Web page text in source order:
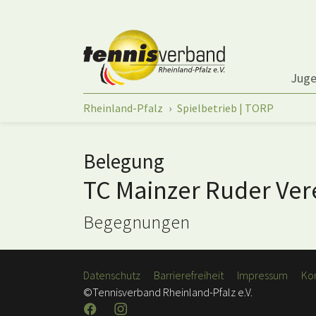
Sie sind hier:
Rheinland-Pfalz Spielbetrieb | TORP
Belegung
TC Mainzer Ruder
Begegnungen
Datenschutz Barrierefreiheit Impressum
©Tennisverband Rheinland-Pfalz e.V.